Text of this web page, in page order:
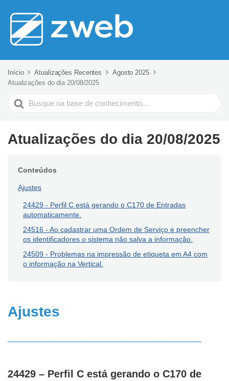
Início Atualizações Recentes
Agosto 2025
Atualizações do dia 20/08/2025
Pesquisar
Atualizações do dia 20/08/2025
Conteúdos
Ajustes
24429 - Perfil C está gerando o C170 de Entradas
automaticamente.
24516 - Ao cadastrar uma Ordem de Serviço e preencher
os identificadores o sistema não salva a informação.
24509 - Problemas na impressão de etiqueta em A4 com
o informação na Vertical.
Ajustes
24429 – Perfil C está gerando o C170 de